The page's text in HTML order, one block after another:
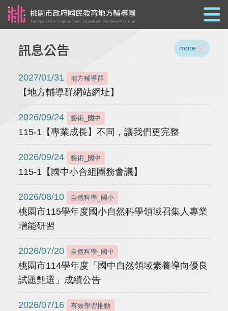
訊息公告 more
2027/01/31 地方輔導群
【地方輔導群網站網址】
2026/09/24 藝術_國中
115-1【專業成長】不同，讓我們更完整
2026/09/24 藝術_國中
115-1【國中小合組團務會議】
2026/08/10 自然科學_國小
桃園市115學年度國小自然科學領域召集人專業
增能研習
2026/07/20 自然科學_國中
桃園市114學年度「國中自然領域素養導向優良
試題甄選」成績公告
2026/07/16 有效學習推動